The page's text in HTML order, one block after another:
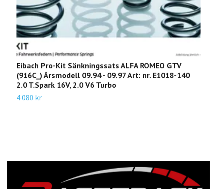
Eibach Pro-Kit Sänkningssats ALFA ROMEO GTV
(916C_) Årsmodell 09.94 - 09.97 Art: nr. E1018-140
2.0 T.Spark 16V, 2.0 V6 Turbo
4 080 kr